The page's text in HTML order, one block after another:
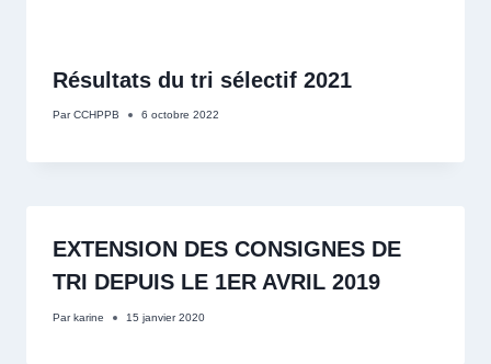
Résultats du tri sélectif 2021
Par CCHPPB 6 octobre 2022
EXTENSION DES CONSIGNES DE
TRI DEPUIS LE 1ER AVRIL 2019
Par karine 15 janvier 2020